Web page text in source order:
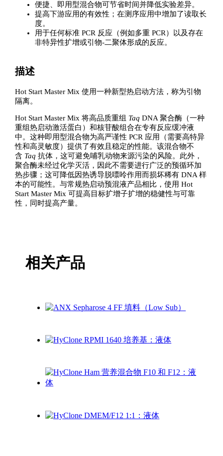
便捷、即用型混合物可节省时间并降低实验差异。
提高下游应用的有效性；在测序应用中增加了读取长
度。
用于任何标准 PCR 反应（例如多重 PCR）以及存在
非特异性扩增或引物-二聚体形成的反应。
描述
Hot Start Master Mix 使用一种新型热启动方法，称为引物
隔离。
Hot Start Master Mix 将高品质重组 Taq DNA 聚合酶（一种
重组热启动激活蛋白）和核苷酸组合在专有反应缓冲液
中。这种即用型混合物为高严谨性 PCR 应用（需要高特异
性和高灵敏度）提供了有效且稳定的性能。该混合物不
含 Taq 抗体，这可避免哺乳动物来源污染的风险。此外，
聚合酶未经过化学灭活，因此不需要进行广泛的预循环加
热步骤；这可降低因热诱导脱嘌呤作用而损坏稀有 DNA 样
本的可能性。与常规热启动预混液产品相比，使用 Hot
Start Master Mix 可提高目标扩增子扩增的稳健性与可靠
性，同时提高产量。
相关产品